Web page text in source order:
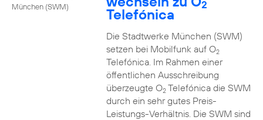
München (SWM)
2
Telefónica
Die Stadtwerke München (SWM)
setzen bei Mobilfunk auf O2
Telefónica. Im Rahmen einer
öffentlichen Ausschreibung
überzeugte O2Telefónica die SWM
durch ein sehr gutes Preis-
Leistungs-Verhältnis. Die SWM sind